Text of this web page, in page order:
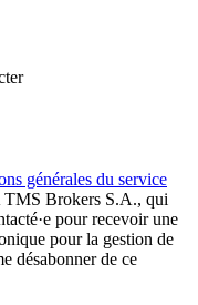
générales du service
TMS Brokers S.A., qui
pour recevoir une
pour la gestion de
désabonner de ce